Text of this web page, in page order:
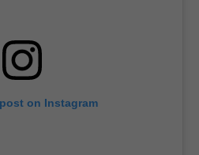
on Instagram